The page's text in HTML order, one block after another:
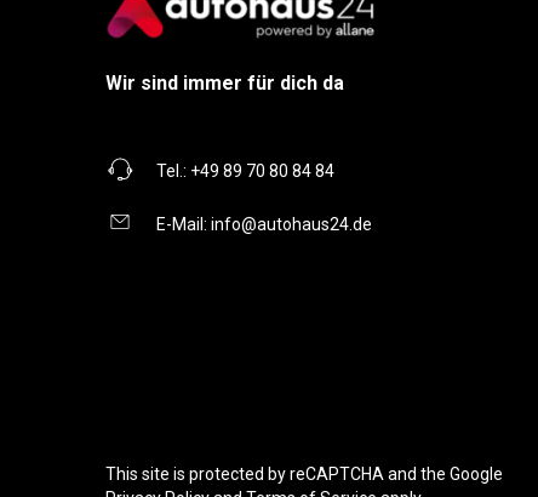
Wir sind immer für dich da
Tel.: +49 89 70 80 84 84
E-Mail: info@autohaus24.de
This site is protected by reCAPTCHA and the Google